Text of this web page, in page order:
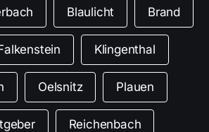
Blaulicht Brand
Klingenthal
Oelsnitz Plauen
Reichenbach